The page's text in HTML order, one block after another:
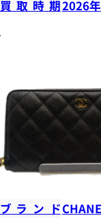
買取時期2026
ブランド